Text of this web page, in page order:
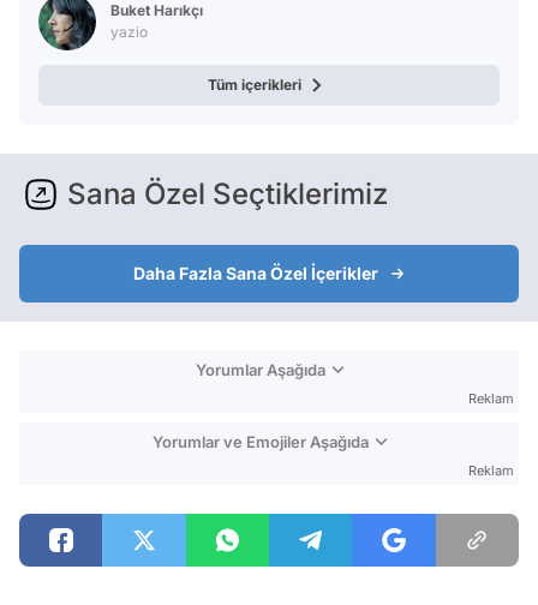
Buket Harıkçı
yazio
Tüm içerikleri
Sana Özel Seçtiklerimiz
Daha Fazla Sana Özel İçerikler
Yorumlar Aşağıda
Reklam
Yorumlar ve Emojiler Aşağıda
Reklam